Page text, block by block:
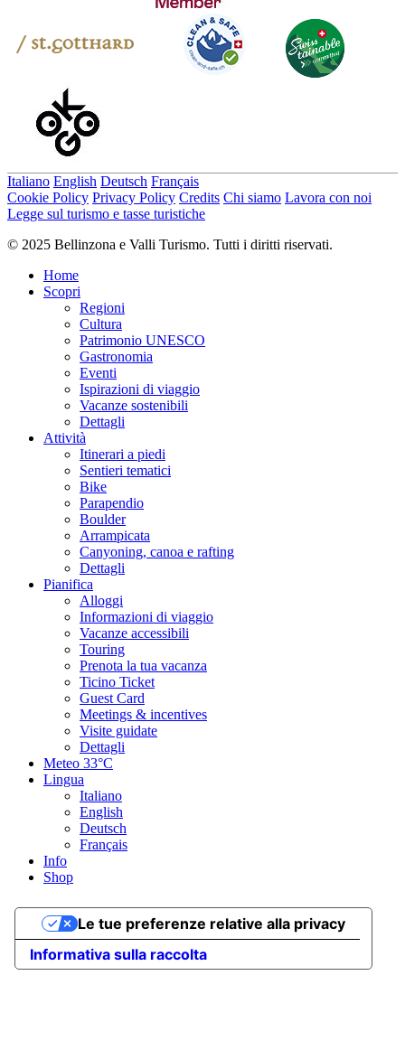
Italiano English Deutsch Français
Cookie Policy Privacy Policy Credits Chi siamo Lavora con noi
Legge sul turismo e tasse turistiche
© 2025 Bellinzona e Valli Turismo. Tutti i diritti riservati.
Home
Scopri
Regioni
Cultura
Patrimonio UNESCO
Gastronomia
Eventi
Ispirazioni di viaggio
Vacanze sostenibili
Dettagli
Attività
Itinerari a piedi
Sentieri tematici
Bike
Parapendio
Boulder
Arrampicata
Canyoning, canoa e rafting
Dettagli
Pianifica
Alloggi
Informazioni di viaggio
Vacanze accessibili
Touring
Prenota la tua vacanza
Ticino Ticket
Guest Card
Meetings & incentives
Visite guidate
Dettagli
Meteo 33°C
Lingua
Italiano
English
Deutsch
Français
Info
Shop
Informativa sulla raccolta
Le tue preferenze relative alla privacy